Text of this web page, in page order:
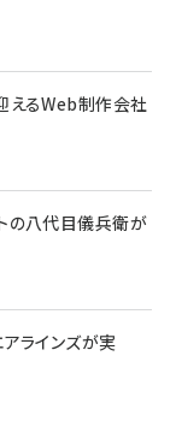
えるWeb制作会社
の八代目儀兵衛が
ラインズが実